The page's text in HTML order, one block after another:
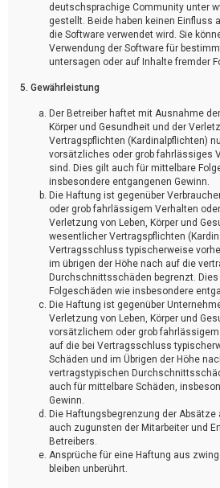
deutschsprachige Community unter
gestellt. Beide haben keinen Einfluss
die Software verwendet wird. Sie
Verwendung der Software für
untersagen oder auf Inhalte fremder
5. Gewährleistung
Der Betreiber haftet mit Ausnahme
Körper und Gesundheit und der
Vertragspflichten (Kardinalpflichten)
vorsätzliches oder grob fahrlässiges
sind. Dies gilt auch für mittelbare
insbesondere entgangenen Gewinn.
Die Haftung ist gegenüber
oder grob fahrlässigem Verhalten
Verletzung von Leben, Körper und
wesentlicher Vertragspflichten
Vertragsschluss typischerweise
im übrigen der Höhe nach auf die
Durchschnittsschäden begrenzt.
Folgeschäden wie insbesondere
Die Haftung ist gegenüber
Verletzung von Leben, Körper und
vorsätzlichem oder grob
auf die bei Vertragsschluss
Schäden und im Übrigen der Höhe
vertragstypischen
auch für mittelbare Schäden,
Gewinn.
Die Haftungsbegrenzung der
auch zugunsten der Mitarbeiter und
Betreibers.
Ansprüche für eine Haftung aus
bleiben unberührt.